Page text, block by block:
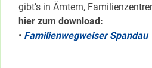
gibt’s in Ämtern,
hier zum download:
• Familienwegweiser Spandau